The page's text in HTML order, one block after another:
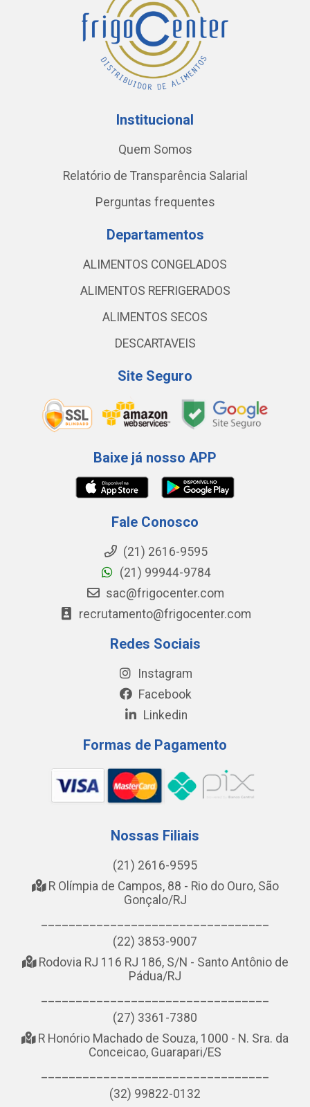
Institucional
Quem Somos
Relatório de Transparência Salarial
Perguntas frequentes
Departamentos
ALIMENTOS CONGELADOS
ALIMENTOS REFRIGERADOS
ALIMENTOS SECOS
DESCARTAVEIS
Site Seguro
Baixe já nosso APP
Fale Conosco
(21) 2616-9595
(21) 99944-9784
sac@frigocenter.com
recrutamento@frigocenter.com
Redes Sociais
Instagram
Facebook
Linkedin
Formas de Pagamento
Nossas Filiais
(21) 2616-9595
R Olímpia de Campos, 88 - Rio do Ouro, São
Gonçalo/RJ
(22) 3853-9007
Rodovia RJ 116 RJ 186, S/N - Santo Antônio de
Pádua/RJ
(27) 3361-7380
R Honório Machado de Souza, 1000 - N. Sra. da
Conceicao, Guarapari/ES
(32) 99822-0132